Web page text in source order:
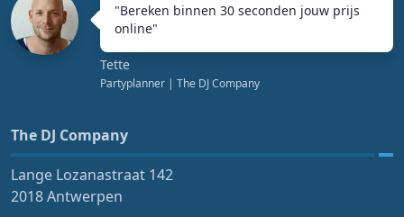
"Bereken binnen 30 seconden jouw prijs
online"
Tette
Partyplanner | The DJ Company
The DJ Company
Lange Lozanastraat 142
2018 Antwerpen